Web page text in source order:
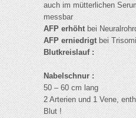
auch im mütterlichen
messbar
AFP erhöhtbei
AFP erniedrigtbei
Blutkreislauf :
Nabelschnur :
50 – 60 cm lang
2 Arterien und 1 Vene,
Blut !